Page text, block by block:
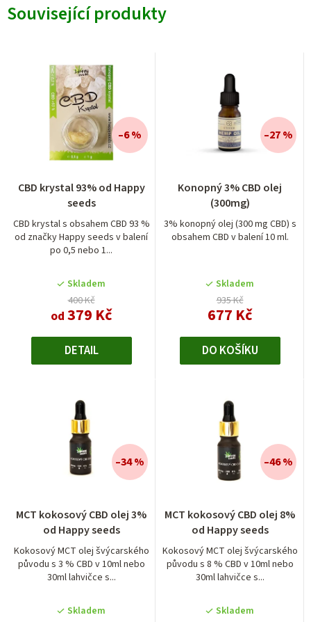
Související produkty
CBD krystal 93% od Happy
seeds
CBD krystal s obsahem CBD 93 %
od značky Happy seeds v balení
po 0,5 nebo 1...
Skladem
400 Kč
od 379 Kč
–6 %
DETAIL
Konopný 3% CBD olej
(300mg)
3% konopný olej (300 mg CBD) s
obsahem CBD v balení 10 ml.
Skladem
935 Kč
677 Kč
–27 %
DO KOŠÍKU
MCT kokosový CBD olej 3%
od Happy seeds
Kokosový MCT olej švýcarského
původu s 3 % CBD v 10ml nebo
30ml lahvičce s...
Skladem
–34 %
MCT kokosový CBD olej 8%
od Happy seeds
Kokosový MCT olej švýcarského
původu s 8 % CBD v 10ml nebo
30ml lahvičce s...
Skladem
–46 %